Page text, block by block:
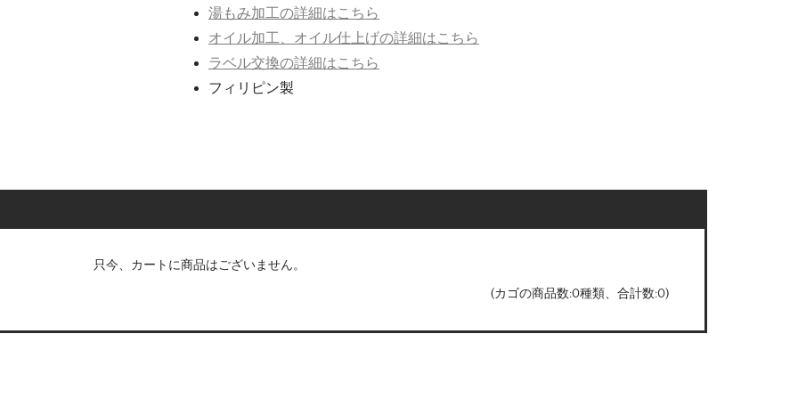
湯もみ加工の詳細はこちら
オイル加工、オイル仕上げの詳細はこちら
ラベル交換の詳細はこちら
フィリピン製
只今、カートに商品はございません。
(カゴの商品数:0種類、合計数:0)